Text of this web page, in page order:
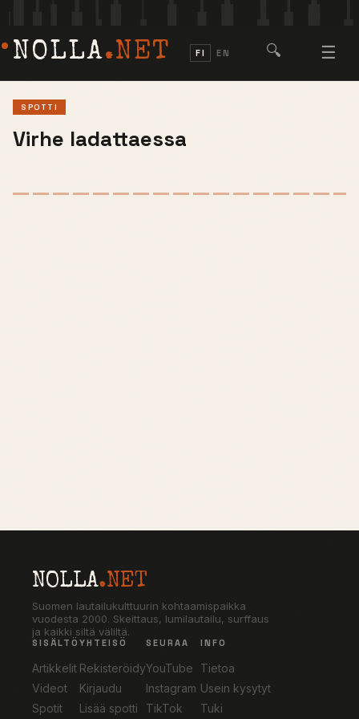
NOLLA.NET FI EN 🔍 ☰
SPOTTI
Virhe ladattaessa
NOLLA.NET
Suomen lautailukulttuurin kohtaamispaikka
vuodesta 2000. Skeittaus, lumilautailu, surffaus
ja kaikki siltä väliltä.
SISÄLTÖ
Artikkelit
Videot
Spotit
YHTEISÖ
Rekisteröidy
Kirjaudu
Lisää spotti
SEURAA
YouTube
Instagram
TikTok
INFO
Tietoa
Usein kysytyt
Tuki